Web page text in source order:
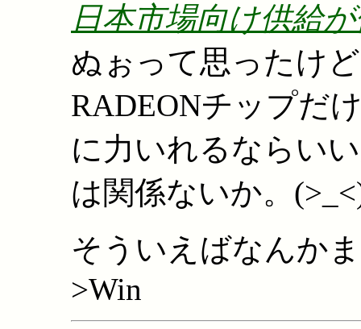
日本市場向け供給
ぬぉって思ったけ
RADEONチップだ
に力いれるならい
は関係ないか。
そういえばなんか
>Win